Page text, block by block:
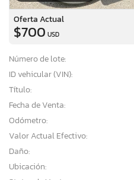
Oferta Actual
$700 USD
Número de lote:
ID vehicular (VIN):
Título:
Fecha de Venta:
Odómetro:
Valor Actual Efectivo:
Daño:
Ubicación: